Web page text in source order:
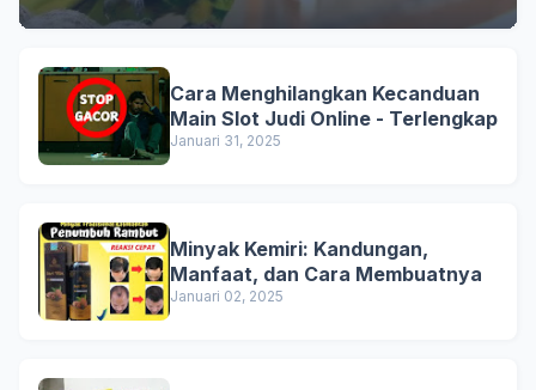
Cara Menghilangkan Kecanduan
Main Slot Judi Online - Terlengkap
Januari 31, 2025
Minyak Kemiri: Kandungan,
Manfaat, dan Cara Membuatnya
Januari 02, 2025